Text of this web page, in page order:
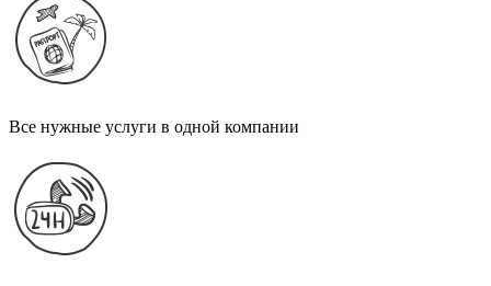
Все нужные услуги в одной компании